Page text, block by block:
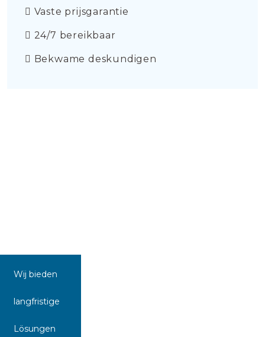
Vaste prijsgarantie
24/7 bereikbaar
Bekwame deskundigen
Wij bieden
langfristige
Lösungen